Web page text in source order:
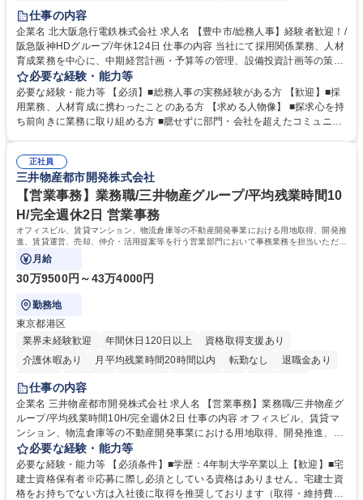
退職金あり
土日祝休み
服装自由 昼食補助あり 食事補助あり
仕事の内容
企業名 北大阪急行電鉄株式会社 求人名 【豊中市/総務人事】経験者歓迎！/
阪急阪神HDグループ/年休124日 仕事の内容 当社にて採用関係業務、人材
育成業務を中心に、中期経営計画・予算等の管理、設備投資計画等の策
定、さらに社内の重要会議の運営等、経営の根幹となる幅広い総務人事業
務全般を担当していただきます。 【主な業務内容】 ■採用関係業務および
人材育成(社員研修)業務の推進 ■中期経営計画および予算等の管理 ■設備
投資計画等の策定 ■社内の重要会議の運営 ■その他総務人事業務全般 【入
務人事】経験者歓迎！/阪急阪神HDグループ/年休124日
必要な経験・能力等
必要な経験・能力等 【必須】■総務人事の実務経験がある方 【歓迎】■採
用業務、人材育成に携わったことのある方 【求める人物像】 ■探求心を持
ち前向きに業務に取り組める方 ■臆せずに部門・会社を超えたコミュニケ
囲のメンバーと協調しつつ主体性を持って能動的に業務を推進できる方 学
歴・資格 学歴：大学院 大学 高専 短大 専修学校 高校 語学力： 資格：
正社員
三井物産都市開発株式会社
【営業事務】業務職/三井物産グループ/平均残業時間10
H/完全週休2日 営業事務
オフィスビル、賃貸マンション、物流倉庫等の不動産開発事業における用地取得、開発推
進、賃貸運営、売却、仲介・活用提案等を行う営業部門において事務業務を担当いただき
ます。
月給
30万9500円～43万4000円
勤務地
東京都港区
業界未経験歓迎
年間休日120日以上
資格取得支援あり
介護休暇あり
月平均残業時間20時間以内 転勤なし
退職金あり
在宅OK
賞与あり
駅近5分以内
土日祝休み 寮・社宅あり
仕事の内容
企業名 三井物産都市開発株式会社 求人名 【営業事務】業務職/三井物産グ
ループ/平均残業時間10H/完全週休2日 仕事の内容 オフィスビル、賃貸マ
ンション、物流倉庫等の不動産開発事業における用地取得、開発推進、賃
貸運営、売却、仲介・活用提案等を行う営業部門において事務業務を担当
いただきます。 【詳細】・契約書管理、契約書製本、捺印対応、ファイリ
ング、登記簿取得、調書取得・支払業務（各種費用支払、支払管理、請
求・支払データ登録、取引先マスター申請対応）・予算作成及び予実管
必要な経験・能力等
必要な経験・能力等 【必須条件】■学歴：4年制大学卒業以上【歓迎】■宅
建士資格保有者※応募に際し必須としている資格はありません。宅建士資
格をお持ちでない方は入社後に取得を推奨しております（取得・維持費用